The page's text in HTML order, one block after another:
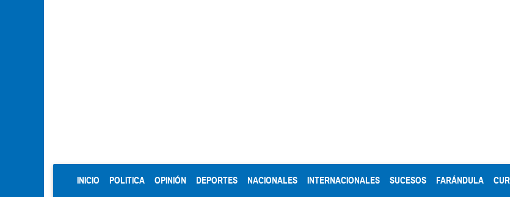
INICIO (CURRENT)
POLITICA OPINIÓN DEPORTES NACIONALES INTERNACIONALES SUCESOS FARÁNDULA